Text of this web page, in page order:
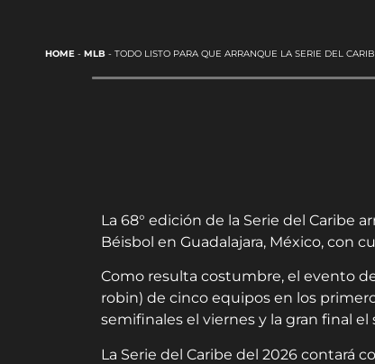
HOME- MLB- TODO LISTO PARA QUE ARRANQUE LA SERIE DEL
La 68° edición de la Serie del Caribe
Béisbol en Guadalajara, México, con
Como resulta costumbre, el evento
robin) de cinco equipos en los
semifinales el viernes y la gran final el
La Serie del Caribe del 2026 contará